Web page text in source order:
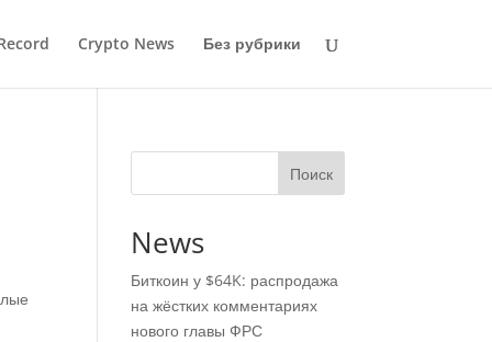
Crypto News Без рубрики
Поиск
News
Биткоин у $64K: распродажа
на жёстких комментариях
нового главы ФРС